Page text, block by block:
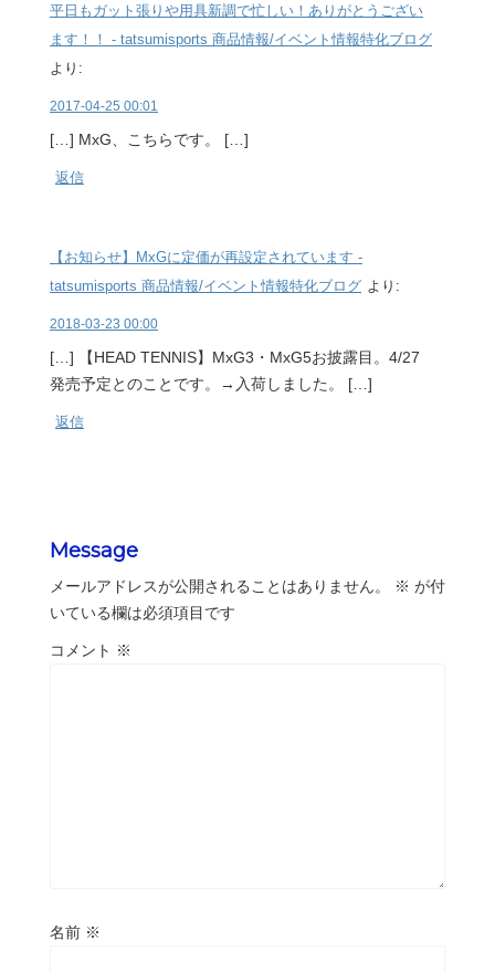
平日もガット張りや用具新調で忙しい！ありがとうござい
ます！！ - tatsumisports 商品情報/イベント情報特化ブログ
より:
2017-04-25 00:01
[…] MxG、こちらです。 […]
返信
【お知らせ】MxGに定価が再設定されています -
tatsumisports 商品情報/イベント情報特化ブログ より:
2018-03-23 00:00
[…] 【HEAD TENNIS】MxG3・MxG5お披露目。4/27
発売予定とのことです。→入荷しました。 […]
返信
Message
メールアドレスが公開されることはありません。 ※ が付
いている欄は必須項目です
コメント ※
名前 ※